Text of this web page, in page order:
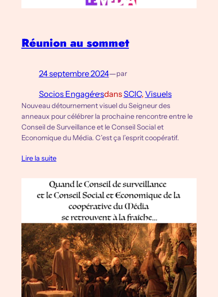
Réunion au sommet
24 septembre 2024—par
Socios Engagé·e·sdansSCIC, Visuels
Nouveau détournement visuel du Seigneur des
anneaux pour célébrer la prochaine rencontre entre le
Conseil de Surveillance et le Conseil Social et
Economique du Média. C’est ça l’esprit coopératif.
Lire la suite